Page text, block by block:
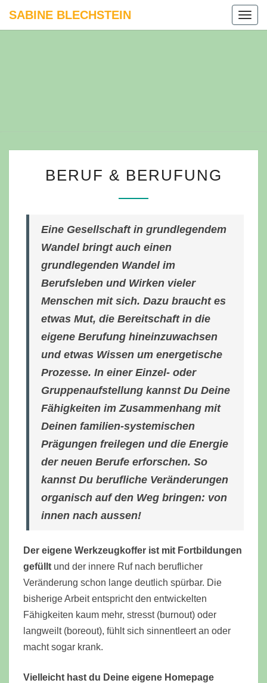
content
SABINE BLECHSTEIN
&
BERUF & BERUFUNG
Eine Gesellschaft in grundlegendem
Wandel bringt auch einen
grundlegenden Wandel im
Berufsleben und Wirken vieler
Menschen mit sich. Dazu braucht es
etwas Mut, die Bereitschaft in die
eigene Berufung hineinzuwachsen
und etwas Wissen um energetische
Prozesse. In einer Einzel- oder
Gruppenaufstellung kannst Du Deine
Fähigkeiten im Zusammenhang mit
Deinen familien-systemischen
Prägungen freilegen und die Energie
der neuen Berufe erforschen. So
kannst Du berufliche Veränderungen
organisch auf den Weg bringen: von
innen nach aussen!
Der eigene Werkzeugkoffer ist mit Fortbildungen
gefüllt und der innere Ruf nach beruflicher
Veränderung schon lange deutlich spürbar. Die
bisherige Arbeit entspricht den entwickelten
Fähigkeiten kaum mehr, stresst (burnout) oder
langweilt (boreout), fühlt sich sinnentleert an oder
macht sogar krank.
Vielleicht hast du Deine eigene Homepage